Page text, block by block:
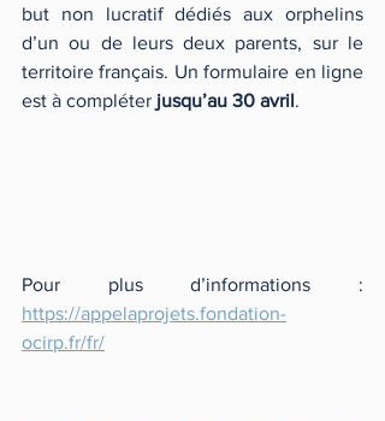
but non lucratif dédiés aux orphelins
d’un ou de leurs deux parents, sur le
territoire français. Un formulaire en ligne
est à compléter jusqu’au 30 avril.
https://appelaprojets.fondation-
ocirp.fr/fr/